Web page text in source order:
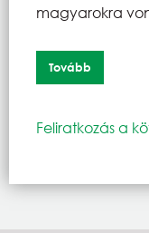
magyarokra
Tovább
Feliratkozás a